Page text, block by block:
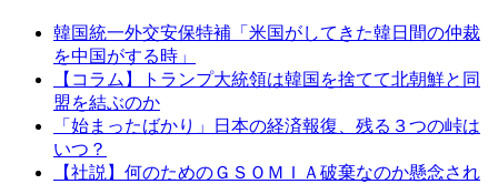
韓国統一外交安保特補「米国がしてきた韓日間の仲裁
を中国がする時」
【コラム】トランプ大統領は韓国を捨てて北朝鮮と同
盟を結ぶのか
「始まったばかり」日本の経済報復、残る３つの峠は
いつ？
【社説】何のためのＧＳＯＭＩＡ破棄なのか懸念され